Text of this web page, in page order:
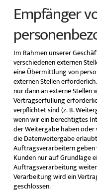
Empfänger
Im Rahmen unserer
verschiedenen externen
eine Übermittlung von
externen Stellen
nur dann an externe Stellen
Vertragserfüllung
verpflichtet sind (z. B.
wenn wir ein berechtigtes
der Weitergabe haben
die Datenweitergabe
Auftragsverarbeitern
Kunden nur auf Grundlage
Auftragsverarbeitung
Verarbeitung wird ein
geschlossen.